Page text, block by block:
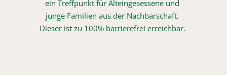
ein Treffpunkt für Alteingesessene und
junge Familien aus der Nachbarschaft.
Dieser ist zu 100% barrierefrei erreichbar.